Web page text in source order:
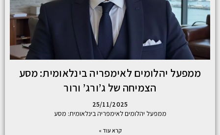
ממפעל יהלומים לאימפריה בינלאומית: מסע
הצמיחה של ג’ורג’ ורור
25/11/2025
ממפעל יהלומים לאימפריה בינלאומית: מסע
קרא עוד »